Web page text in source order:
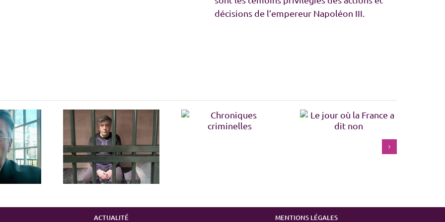
décisions de l’empereur Napoléon III.
criminelles
Chroniques criminelles
Le jour où la France a dit
Les batailles cachée de
ACTUALITÉ MENTIONS LÉGALES